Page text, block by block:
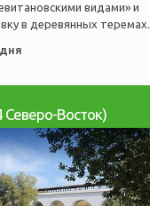
видами» и
в деревянных теремах.
Северо-Восток)